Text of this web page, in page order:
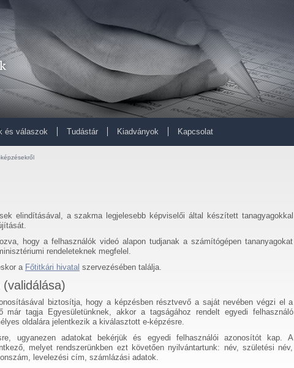
és válaszok Tudástár Kiadványok Kapcsolat
elindításával, a szakma legjelesebb képviselői által készített tanagyagokkal
hogy a felhasználók videó alapon tudjanak a számítógépen tananyagokat
rendeleteknek megfelel.
a Főtitkári hivatal szervezésében találja.
biztosítja, hogy a képzésben résztvevő a saját nevében végzi el a
már tagja Egyesületünknek, akkor a tagságához rendelt egyedi felhasználó
oldalára jelentkezik a kiválasztott e-képzésre.
ugyanezen adatokat bekérjük és egyedi felhasználói azonosítót kap. A
melyet rendszerünkben ezt követően nyilvántartunk: név, születési név,
levelezési cím, számlázási adatok.